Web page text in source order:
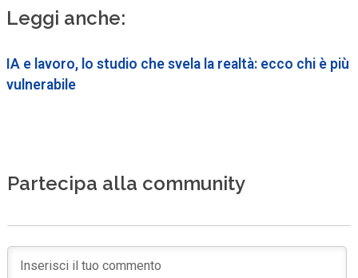
Leggi anche:
IA e lavoro, lo studio che svela la realtà: ecco chi è più
vulnerabile
Partecipa alla community